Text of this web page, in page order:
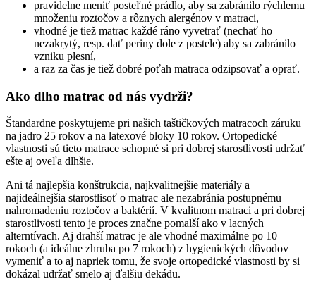
pravidelne meniť posteľné prádlo, aby sa zabránilo rýchlemu
množeniu roztočov a rôznych alergénov v matraci,
vhodné je tiež matrac každé ráno vyvetrať (nechať ho
nezakrytý, resp. dať periny dole z postele) aby sa zabránilo
vzniku plesní,
a raz za čas je tiež dobré poťah matraca odzipsovať a oprať.
Ako dlho matrac od nás vydrži?
Štandardne poskytujeme pri našich taštičkových matracoch záruku
na jadro 25 rokov a na latexové bloky 10 rokov. Ortopedické
vlastnosti sú tieto matrace schopné si pri dobrej starostlivosti udržať
ešte aj oveľa dlhšie.
Ani tá najlepšia konštrukcia, najkvalitnejšie materiály a
najideálnejšia starostlisoť o matrac ale nezabránia postupnému
nahromadeniu roztočov a baktérií. V kvalitnom matraci a pri dobrej
starostlivosti tento je proces značne pomalší ako v lacných
alterntívach. Aj drahší matrac je ale vhodné maximálne po 10
rokoch (a ideálne zhruba po 7 rokoch) z hygienických dôvodov
vymeniť a to aj napriek tomu, že svoje ortopedické vlastnosti by si
dokázal udržať smelo aj ďalšiu dekádu.